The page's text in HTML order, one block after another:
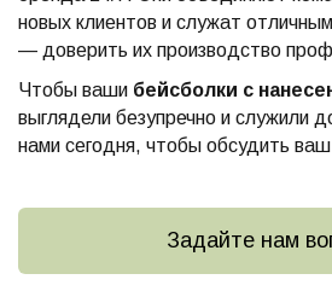
новых клиентов и служат
— доверить их производство
Чтобы ваши бейсболки с
выглядели безупречно и служили
нами сегодня, чтобы обсудить
Задайте нам